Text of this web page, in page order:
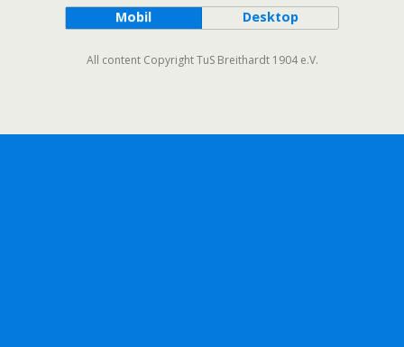
Mobil Desktop
All content Copyright TuS Breithardt 1904 e.V.